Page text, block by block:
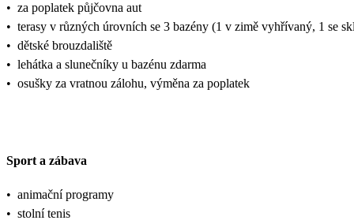
• za poplatek půjčovna aut
• terasy v různých úrovních se 3 bazény (1 v zimě vyhřívaný, 1 se
• dětské brouzdaliště
• lehátka a slunečníky u bazénu zdarma
• osušky za vratnou zálohu, výměna za poplatek
Sport a zábava
• animační programy
• stolní tenis